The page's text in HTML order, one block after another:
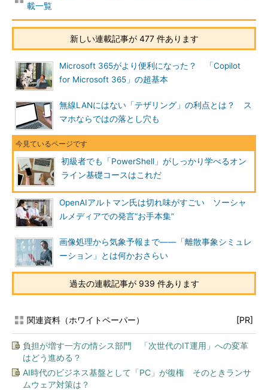
載一覧
新しい連載記事が 477 件あります
Microsoft 365がより便利になった？ 「Copilot
for Microsoft 365」の超基本
無線LANにはない「テザリング」の利点とは？ ス
マホならではの落とし穴も
初級者でも「PowerShell」がしっかり学べるオン
ライン基礎コースはこれだ
OpenAIアルトマン氏は切れ味がすごい ソーシャ
ルメディアでの発言“お手本集”
画像処理から気象予報まで――「離散事象シミュレ
ーション」とは何かおさらい
過去の連載記事が 939 件あります
関連資料（ホワイトペーパー） [PR]
負担が増す一方の情シス部門 「次世代のIT運用」への変革
はどう進める？
AI時代のビジネス基盤として「PC」が復権 そのときランサ
ムウェア対策は？